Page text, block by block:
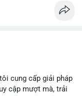
cung cấp giải pháp
cập mượt mà, trải